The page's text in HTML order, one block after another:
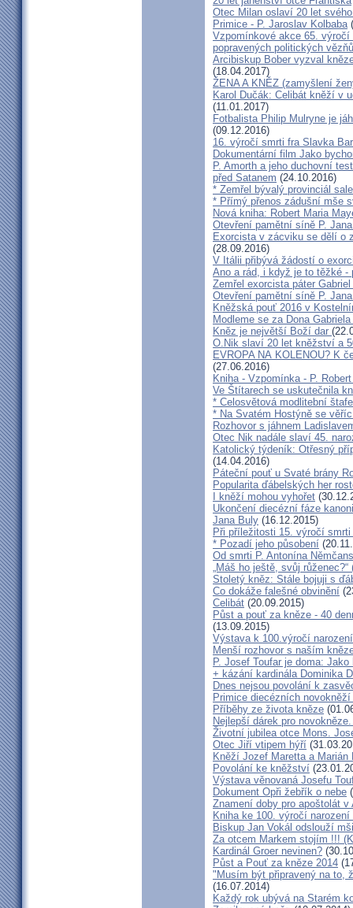
Otec Milan oslaví 20 let
Primice - P. Jaroslav Kolbaba
Vzpomínkové akce 65.
popravených politických vězňů
Arcibiskup Bober vyzval
(18.04.2017)
ŽENA A KNĚZ (zamyšlení
Karol Dučák: Celibát kněží v
(11.01.2017)
Fotbalista Philip Mulryne je
(09.12.2016)
16. výročí smrti fra Slavka
Dokumentární film Jako
P. Amorth a jeho duchovní
před Satanem (24.10.2016)
* Zemřel bývalý provinciál
* Přímý přenos zádušní mše
Nová kniha: Robert Maria
Otevření pamětní síně P.
Exorcista v zácviku se dělí o
(28.09.2016)
V Itálii přibývá žádostí o
Ano a rád, i když je to těžké -
Zemřel exorcista páter Gabriel
Otevření pamětní síně P.
Kněžská pouť 2016 v
Modleme se za Dona
Kněz je největší Boží dar
O.Nik slaví 20 let kněžství a
EVROPA NA KOLENOU? K
(27.06.2016)
Kniha - Vzpomínka - P.
Ve Štítarech se uskutečnila
* Celosvětová modlitební
* Na Svatém Hostýně se
Rozhovor s jáhnem
Otec Nik nadále slaví 45.
Katolický týdeník: Otřesný
(14.04.2016)
Páteční pouť u Svaté brány
Popularita ďábelských her
I kněží mohou vyhořet
Ukončení diecézní fáze
Jana Buly (16.12.2015)
Při příležitosti 15. výročí
* Pozadí jeho působení
Od smrti P. Antonína
„Máš ho ještě, svůj
Stoletý kněz: Stále bojuji s
Co dokáže falešné obvinění
Celibát (20.09.2015)
Půst a pouť za kněze - 40
(13.09.2015)
Výstava k 100.výročí
Menší rozhovor s naším
P. Josef Toufar je doma:
+ kázání kardinála Dominika
Dnes nejsou povolání k
Primice diecézních
Příběhy ze života kněze
Nejlepší dárek pro
Životní jubilea otce Mons.
Otec Jiří vtipem hýří
Kněží Jozef Maretta a Marián
Povolání ke kněžství
Výstava věnovaná Josefu
Dokument Opři žebřík o nebe
Znamení doby pro apoštolát v
Kniha ke 100. výročí narození
Biskup Jan Vokál odslouží
Za otcem Markem stojím !!!
Kardinál Groer nevinen?
Půst a Pouť za kněze 2014
"Musím být připravený na to,
(16.07.2014)
Každý rok ubývá na Starém